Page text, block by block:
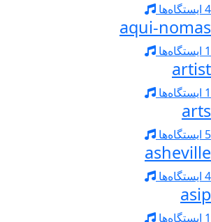
4 ایستگاه‌ها
aqui-nomas
1 ایستگاه‌ها
artist
1 ایستگاه‌ها
arts
5 ایستگاه‌ها
asheville
4 ایستگاه‌ها
asip
1 ایستگاه‌ها